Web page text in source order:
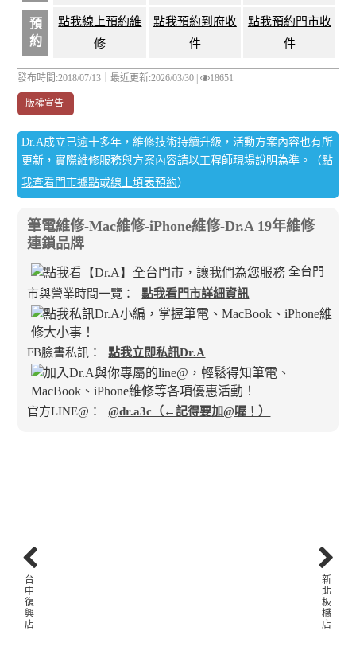
預
約
點我線上預約維
修
點我預約到府收
件
點我預約門市收
件
發布時間:2018/07/13｜最近更新:2026/03/30 | 18651
版權宣告
Dr.A成立已逾十多年，維修技術持續升級，活動方案內容也有所
更新，實際維修服務與方案內容請以工程師現場說明為準。（點
我查看門市據點或線上填表預約）
筆電維修-Mac維修-iPhone維修-Dr.A 19年維修
連鎖品牌
全台門
市與營業時間一覽：
點我看門市詳細資訊
FB臉書私訊： 點我立即私訊Dr.A
官方LINE@： @dr.a3c（←記得要加@喔！）
新
北
板
橋
店
台
中
復
興
店